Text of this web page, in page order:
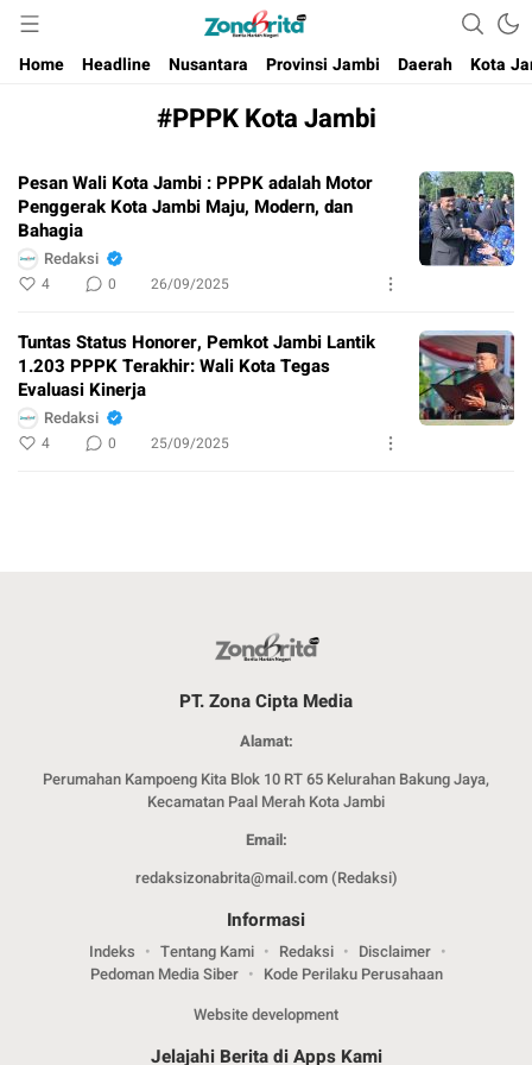
Berita Harian Negeri
Home
Headline Nusantara Provinsi Jambi Daerah Kota
#PPPK Kota Jambi
Pesan Wali Kota Jambi : PPPK adalah Motor
Penggerak Kota Jambi Maju, Modern, dan
Bahagia
Redaksi
4 0 26/09/2025
Tuntas Status Honorer, Pemkot Jambi Lantik
1.203 PPPK Terakhir: Wali Kota Tegas
Evaluasi Kinerja
Redaksi
4 0 25/09/2025
PT. Zona Cipta Media
Alamat:
Perumahan Kampoeng Kita Blok 10 RT 65 Kelurahan Bakung Jaya,
Kecamatan Paal Merah Kota Jambi
Email:
redaksizonabrita@mail.com (Redaksi)
Informasi
Indeks Tentang Kami Redaksi
Disclaimer
Pedoman Media Siber
Kode Perilaku Perusahaan
Website development
Jelajahi Berita di Apps Kami